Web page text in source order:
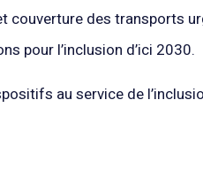
couverture des transports
pour l’inclusion d’ici 2030.
au service de